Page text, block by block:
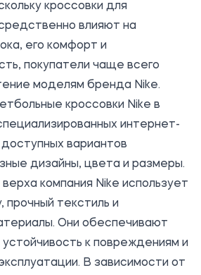
кроссовки для
влияют на
его комфорт и
покупатели чаще всего
моделям бренда Nike.
кроссовки Nike в
интернет-
вариантов
дизайны, цвета и размеры.
компания Nike использует
прочный текстиль и
Они обеспечивают
к повреждениям и
В зависимости от